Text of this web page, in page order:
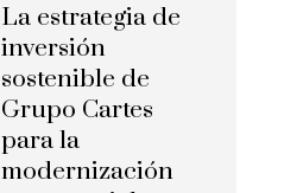
La estrategia de
inversión
sostenible de
Grupo Cartes
para la
modernización